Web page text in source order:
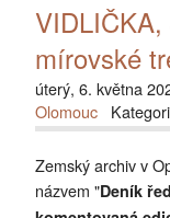
mírovské
úterý, 6. května
Olomouc
Zemský archiv v
názvem "Deník